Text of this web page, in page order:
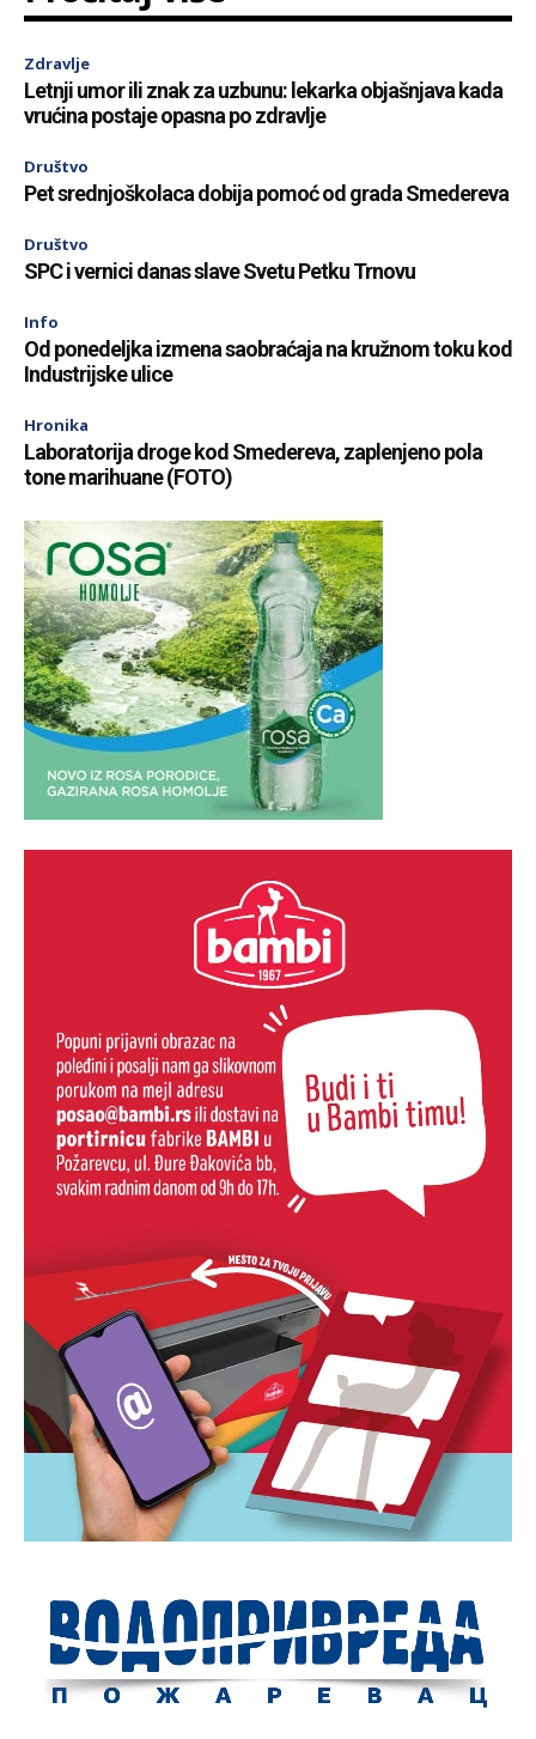
Zdravlje
Letnji umor ili znak za uzbunu: lekarka objašnjava kada
vrućina postaje opasna po zdravlje
Društvo
Pet srednjoškolaca dobija pomoć od grada Smedereva
Društvo
SPC i vernici danas slave Svetu Petku Trnovu
Info
Od ponedeljka izmena saobraćaja na kružnom toku kod
Industrijske ulice
Hronika
Laboratorija droge kod Smedereva, zaplenjeno pola
tone marihuane (FOTO)